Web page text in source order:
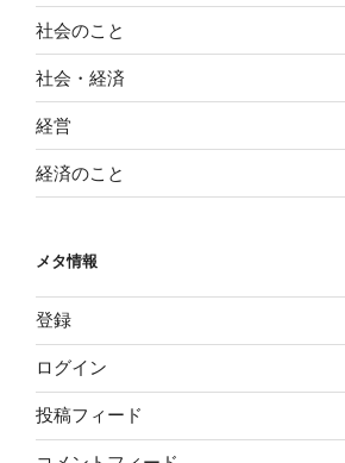
社会のこと
社会・経済
経営
経済のこと
メタ情報
登録
ログイン
投稿フィード